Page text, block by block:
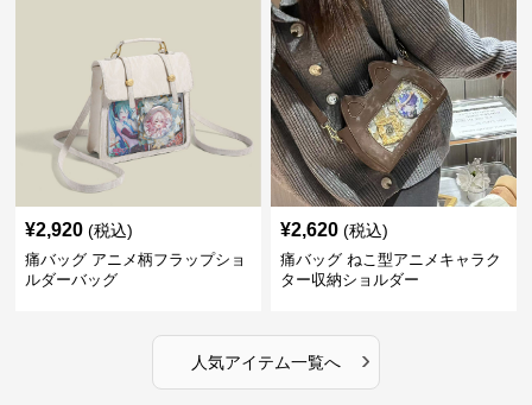
¥2,920 (税込)
痛バッグ アニメ柄フラップショ
ルダーバッグ
¥2,620 (税込)
痛バッグ ねこ型アニメキャラク
ター収納ショルダー
人気アイテム一覧へ ›